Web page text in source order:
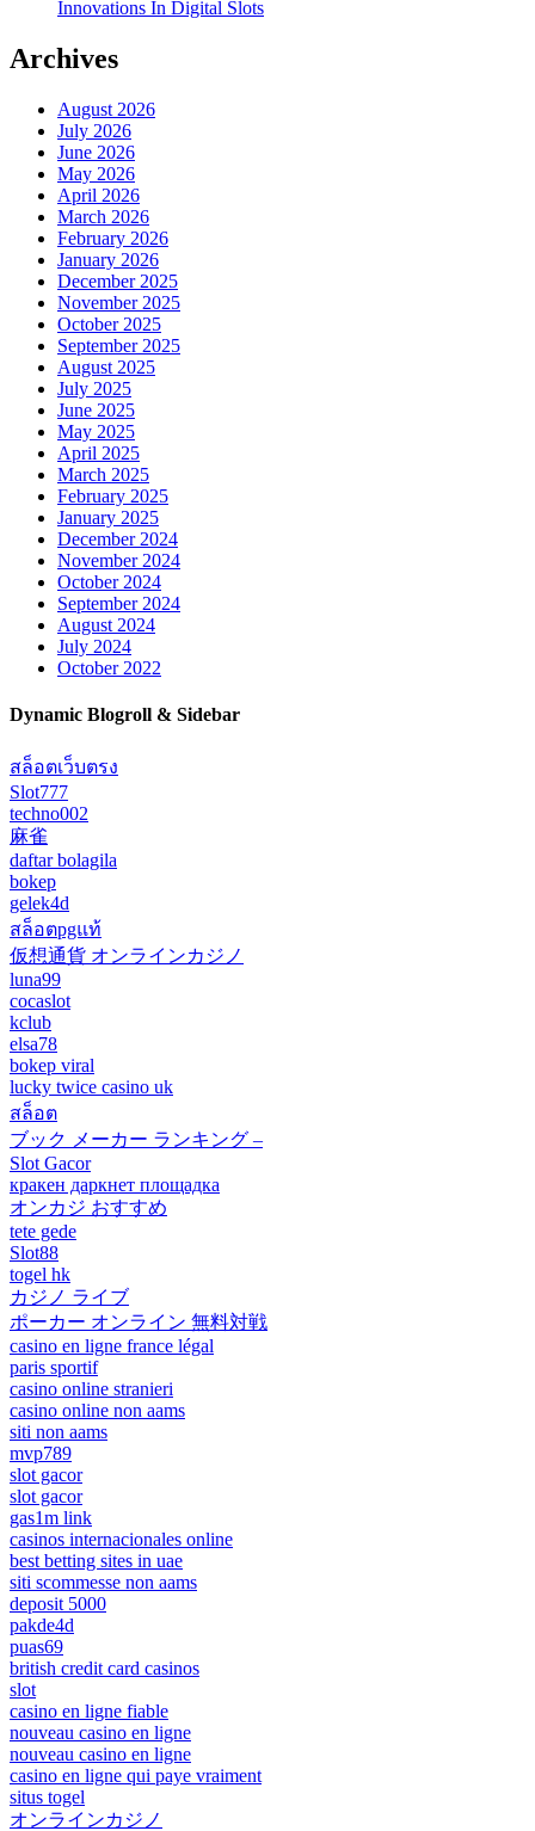
Innovations In Digital Slots
Archives
August 2026
July 2026
June 2026
May 2026
April 2026
March 2026
February 2026
January 2026
December 2025
November 2025
October 2025
September 2025
August 2025
July 2025
June 2025
May 2025
April 2025
March 2025
February 2025
January 2025
December 2024
November 2024
October 2024
September 2024
August 2024
July 2024
October 2022
Dynamic Blogroll & Sidebar
สล็อตเว็บตรง
Slot777
techno002
麻雀
daftar bolagila
bokep
gelek4d
สล็อตpgแท้
仮想通貨 オンラインカジノ
luna99
cocaslot
kclub
elsa78
bokep viral
lucky twice casino uk
สล็อต
ブック メーカー ランキング –
Slot Gacor
кракен даркнет площадка
オンカジ おすすめ
tete gede
Slot88
togel hk
カジノ ライブ
ポーカー オンライン 無料対戦
casino en ligne france légal
paris sportif
casino online stranieri
casino online non aams
siti non aams
mvp789
slot gacor
slot gacor
gas1m link
casinos internacionales online
best betting sites in uae
siti scommesse non aams
deposit 5000
pakde4d
puas69
british credit card casinos
slot
casino en ligne fiable
nouveau casino en ligne
nouveau casino en ligne
casino en ligne qui paye vraiment
situs togel
オンラインカジノ